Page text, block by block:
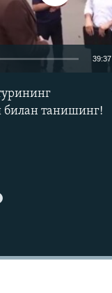
39:37
билан танишинг!